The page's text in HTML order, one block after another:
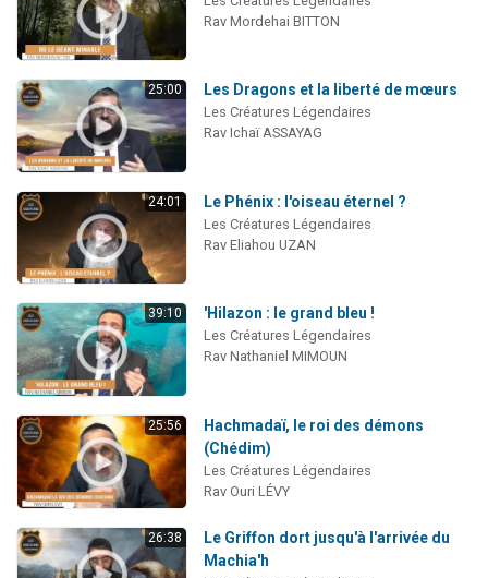
30 personnes viennent de faire un don pour Sauvez la jambe de Yohan
Il reste 49 places pour étudier en groupe sur Zoom
12 nouvelles musiques dans Torah-Box Music
Rav Mordehai BITTON
25:00 Les Dragons et la liberté de mœurs
Les Créatures Légendaires
Rav Ichaï ASSAYAG
24:01 Le Phénix : l'oiseau éternel ?
Les Créatures Légendaires
Rav Eliahou UZAN
39:10 'Hilazon : le grand bleu !
Les Créatures Légendaires
Rav Nathaniel MIMOUN
25:56
Hachmadaï, le roi des démons
(Chédim)
Les Créatures Légendaires
Rav Ouri LÉVY
26:38
Le Griffon dort jusqu'à l'arrivée du
Machia'h